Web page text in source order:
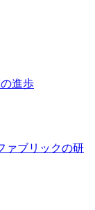
進歩
ァブリックの研